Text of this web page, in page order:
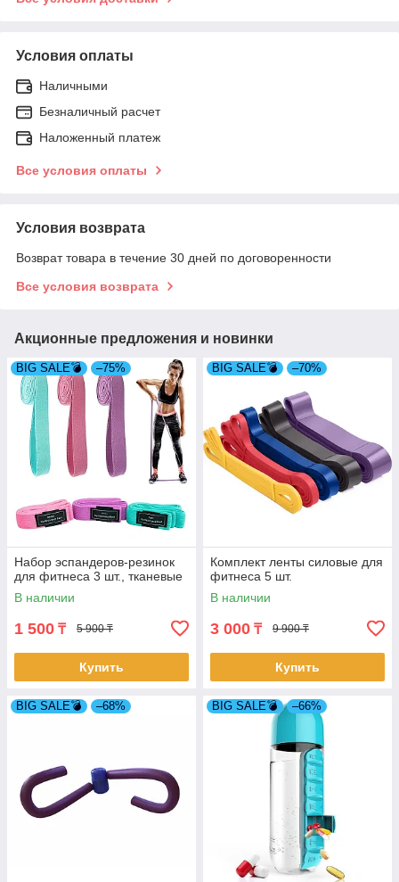
Условия оплаты
Наличными
Безналичный расчет
Наложенный платеж
Все условия оплаты
Условия возврата
Возврат товара в течение 30 дней по договоренности
Все условия возврата
Акционные предложения и новинки
BIG SALE💣 –75%
Набор эспандеров-резинок
для фитнеса 3 шт., тканевые
В наличии
1 500 ₸ 5 900 ₸
Купить
BIG SALE💣 –70%
Комплект ленты силовые для
фитнеса 5 шт.
В наличии
3 000 ₸ 9 900 ₸
Купить
BIG SALE💣 –68% BIG SALE💣 –66%